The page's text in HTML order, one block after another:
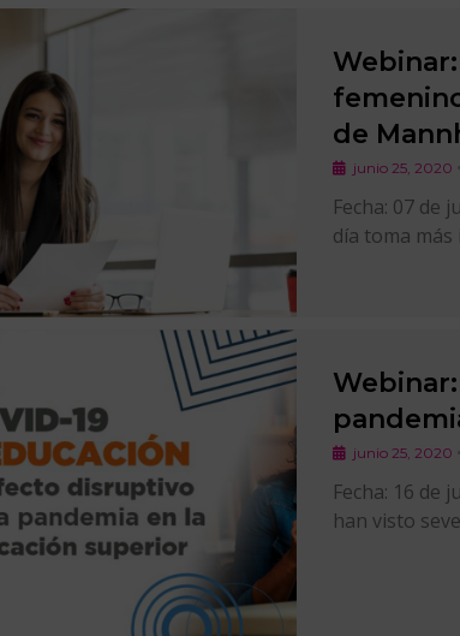
de
junio 25, 2020
Fecha: 07 de
día toma
junio 25, 2020
Fecha: 16 de
han visto